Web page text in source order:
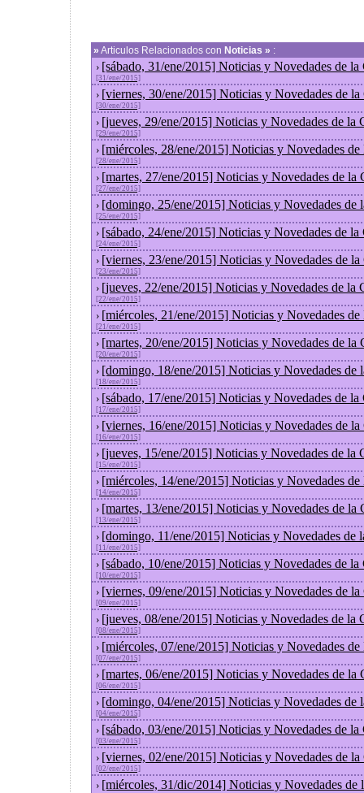
» Articulos Relacionados con Noticias » :
› [sábado, 31/ene/2015] Noticias y Novedades de la
[31/ene/2015]
› [viernes, 30/ene/2015] Noticias y Novedades de
[30/ene/2015]
› [jueves, 29/ene/2015] Noticias y Novedades de la
[29/ene/2015]
› [miércoles, 28/ene/2015] Noticias y Novedades
[28/ene/2015]
› [martes, 27/ene/2015] Noticias y Novedades de la
[27/ene/2015]
› [domingo, 25/ene/2015] Noticias y Novedades de
[25/ene/2015]
› [sábado, 24/ene/2015] Noticias y Novedades de la
[24/ene/2015]
› [viernes, 23/ene/2015] Noticias y Novedades de
[23/ene/2015]
› [jueves, 22/ene/2015] Noticias y Novedades de la
[22/ene/2015]
› [miércoles, 21/ene/2015] Noticias y Novedades
[21/ene/2015]
› [martes, 20/ene/2015] Noticias y Novedades de la
[20/ene/2015]
› [domingo, 18/ene/2015] Noticias y Novedades de
[18/ene/2015]
› [sábado, 17/ene/2015] Noticias y Novedades de la
[17/ene/2015]
› [viernes, 16/ene/2015] Noticias y Novedades de
[16/ene/2015]
› [jueves, 15/ene/2015] Noticias y Novedades de la
[15/ene/2015]
› [miércoles, 14/ene/2015] Noticias y Novedades
[14/ene/2015]
› [martes, 13/ene/2015] Noticias y Novedades de la
[13/ene/2015]
› [domingo, 11/ene/2015] Noticias y Novedades de
[11/ene/2015]
› [sábado, 10/ene/2015] Noticias y Novedades de la
[10/ene/2015]
› [viernes, 09/ene/2015] Noticias y Novedades de
[09/ene/2015]
› [jueves, 08/ene/2015] Noticias y Novedades de la
[08/ene/2015]
› [miércoles, 07/ene/2015] Noticias y Novedades
[07/ene/2015]
› [martes, 06/ene/2015] Noticias y Novedades de la
[06/ene/2015]
› [domingo, 04/ene/2015] Noticias y Novedades de
[04/ene/2015]
› [sábado, 03/ene/2015] Noticias y Novedades de la
[03/ene/2015]
› [viernes, 02/ene/2015] Noticias y Novedades de
[02/ene/2015]
› [miércoles, 31/dic/2014] Noticias y Novedades de